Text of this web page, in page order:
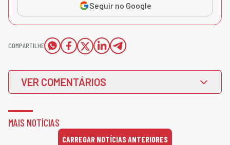
Seguir no Google
COMPARTILHE
VER COMENTÁRIOS
MAIS NOTÍCIAS
CARREGAR NOTÍCIAS ANTERIORES